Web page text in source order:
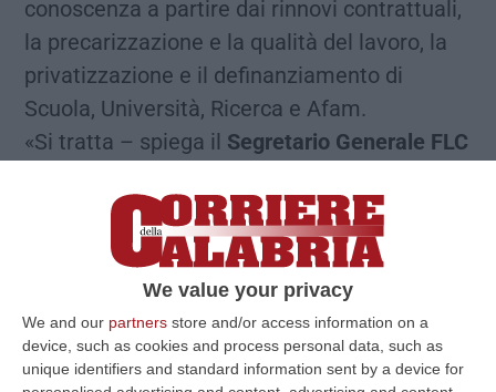
We value your privacy
We and our partners store and/or access information on a
device, such as cookies and process personal data, such as
unique identifiers and standard information sent by a device for
conoscenza a partire dai rinnovi contrattuali,
la precarizzazione e la qualità del lavoro, la
privatizzazione e il definanziamento di
Scuola, Università, Ricerca e Afam.
«Si tratta – spiega il Segretario Generale FLC
appuntamento importante, un’occasione per
contrastare un progetto pericoloso,
soprattutto per la nostra regione.
L’approvazione del Ddl Calderoli è un vero
disegno secessionista che provocherebbe
pesanti conseguenze, con un’autonomia